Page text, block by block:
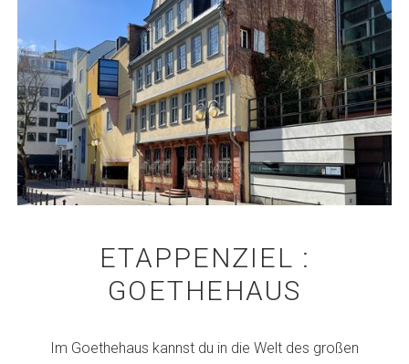
ETAPPENZIEL :
GOETHEHAUS
Im Goethehaus kannst du in die Welt des großen